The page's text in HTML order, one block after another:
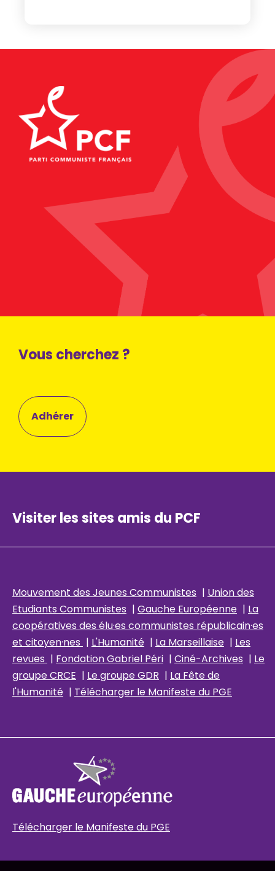
Vous cherchez ?
Adhérer
Visiter les sites amis du PCF
Mouvement des Jeunes Communistes | Union des
Etudiants Communistes | Gauche Européenne | La
coopératives des élu·es communistes républicain·es
et citoyen·nes | L'Humanité | La Marseillaise | Les
revues | Fondation Gabriel Péri | Ciné-Archives | Le
groupe CRCE | Le groupe GDR | La Fête de
l'Humanité | Télécharger le Manifeste du PGE
Télécharger le Manifeste du PGE